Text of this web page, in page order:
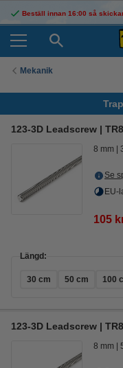
Beställ innan 16:00 så
Mekanik
123-3D Leadscrew |
8 mm
Se
EU-
105
Längd:
30 cm 50 cm 100
123-3D Leadscrew |
8 mm